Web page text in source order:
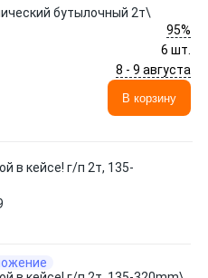
бутылочный 2т\
95%
6 шт.
8 - 9 августа
В корзину
в кейсе! г/п 2т, 135-